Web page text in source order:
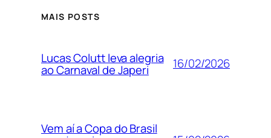
MAIS POSTS
Lucas Colutt leva alegria
ao Carnaval de Japeri 16/02/2026
Vem aí a Copa do Brasil